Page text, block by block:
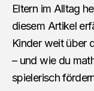
Eltern im Alltag
diesem Artikel
Kinder weit über
– und wie du
spielerisch